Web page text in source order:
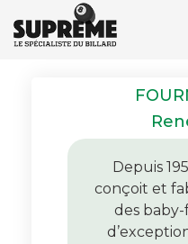
Depuis
conçoit et
des